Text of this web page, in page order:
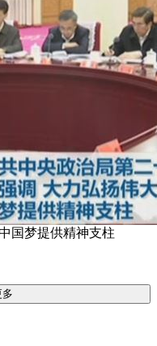
国梦提供精神支柱
多